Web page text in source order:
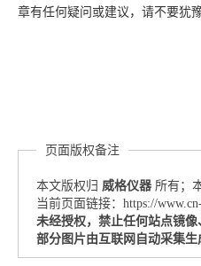
章有任何疑问或建议，请不要犹
页面版权备注
本文版权归 威格仪器 所有；
当前页面链接：https://
未经授权，禁止任何站点镜
部分图片由互联网自动采集